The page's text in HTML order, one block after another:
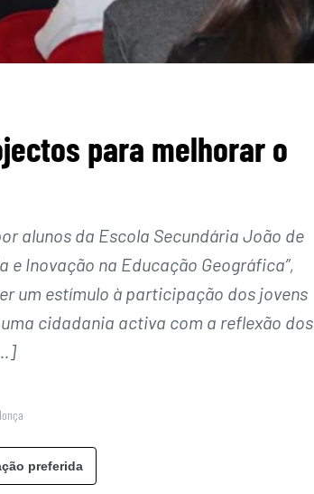
para melhorar o
alunos da Escola Secundária João de
e Inovação na Educação Geográfica”,
um estímulo à participação dos jovens
cidadania activa com a reflexão dos
preferida